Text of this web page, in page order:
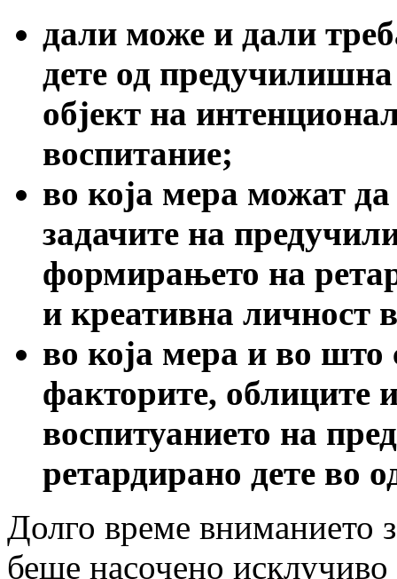
дали може и дали
дете од
објект на
воспитание;
во која мера можат да
задачите на
формирањето на
и креативна личност
во која мера и во што
факторите, облиците
воспитуанието на
ретардирано дете во
Долго време вниманието
беше насочено